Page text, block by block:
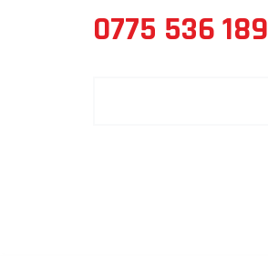
0775 536 189